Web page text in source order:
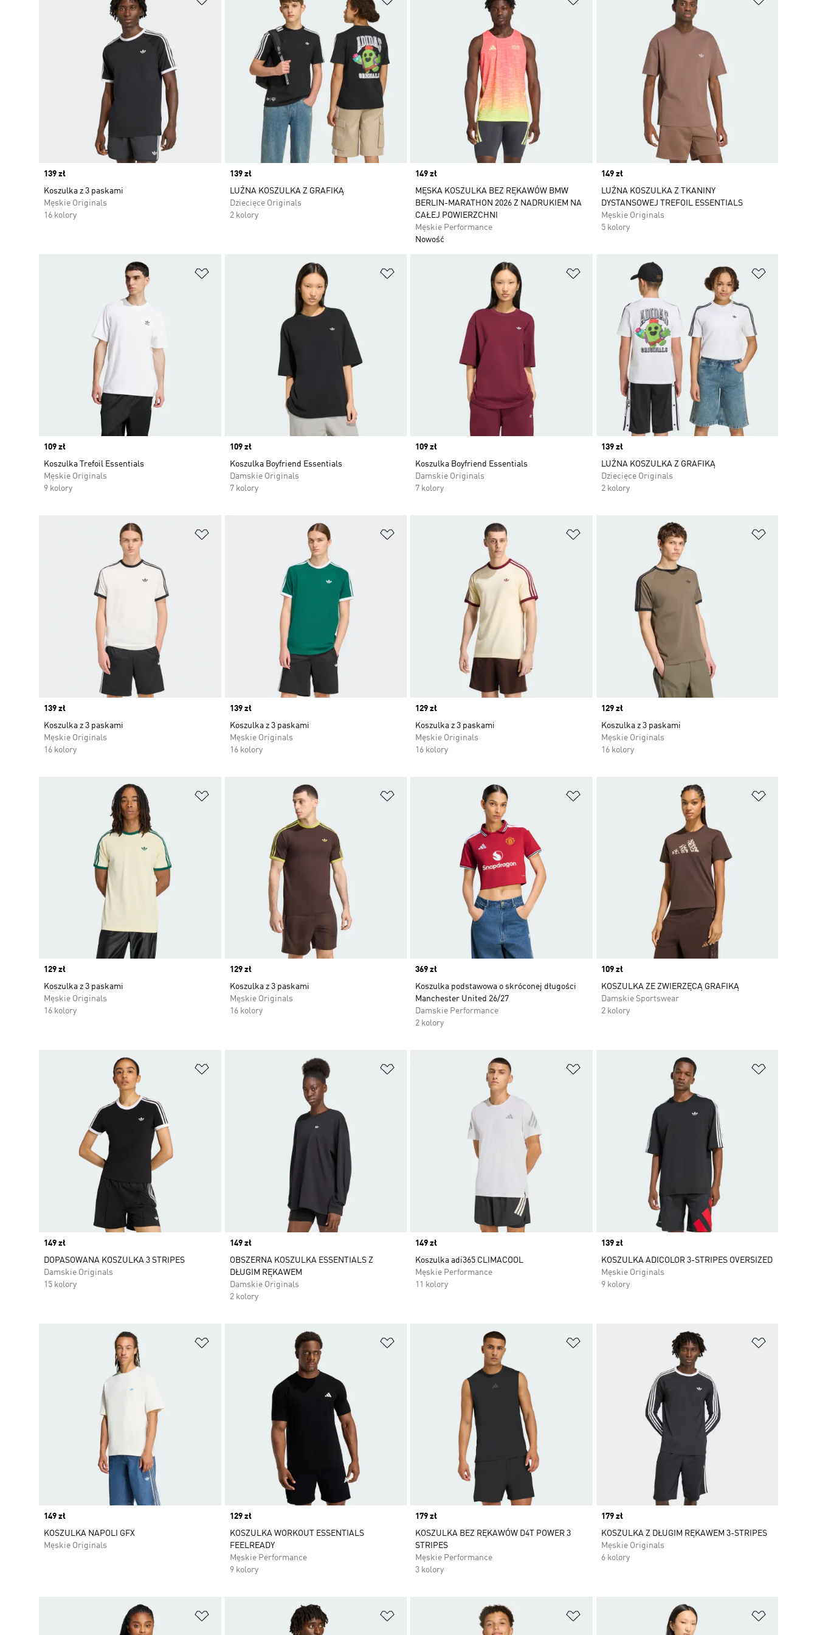
Price
139 zł
Koszulka z 3 paskami
Męskie Originals
16 kolory
Price
139 zł
LUŹNA KOSZULKA Z GRAFIKĄ
Dziecięce Originals
2 kolory
Price
149 zł
MĘSKA KOSZULKA BEZ RĘKAWÓW BMW
BERLIN-MARATHON 2026 Z NADRUKIEM NA
CAŁEJ POWIERZCHNI
Męskie Performance
Nowość
Price
149 zł
LUŹNA KOSZULKA Z TKANINY
DYSTANSOWEJ TREFOIL ESSENTIALS
Męskie Originals
5 kolory
Dodaj do listy życzeń
Price
109 zł
Koszulka Trefoil Essentials
Męskie Originals
9 kolory
Price
109 zł
Koszulka Boyfriend Essentials
Damskie Originals
7 kolory
Dodaj do listy życzeń
Price
109 zł
Koszulka Boyfriend Essentials
Damskie Originals
7 kolory
Price
139 zł
LUŹNA KOSZULKA Z GRAFIKĄ
Dziecięce Originals
2 kolory
Price
139 zł
Koszulka z 3 paskami
Męskie Originals
16 kolory
Dodaj do listy życzeń
Price
139 zł
Koszulka z 3 paskami
Męskie Originals
16 kolory
Dodaj do listy życzeń
Price
129 zł
Koszulka z 3 paskami
Męskie Originals
16 kolory
Price
129 zł
Koszulka z 3 paskami
Męskie Originals
16 kolory
Dodaj do listy życzeń
Price
129 zł
Koszulka z 3 paskami
Męskie Originals
16 kolory
Dodaj do listy życzeń
Price
129 zł
Koszulka z 3 paskami
Męskie Originals
16 kolory
Price
369 zł
Koszulka podstawowa o skróconej długości
Manchester United 26/27
Damskie Performance
2 kolory
Price
109 zł
KOSZULKA ZE ZWIERZĘCĄ GRAFIKĄ
Damskie Sportswear
2 kolory
Price
149 zł
DOPASOWANA KOSZULKA 3 STRIPES
Damskie Originals
15 kolory
Price
149 zł
OBSZERNA KOSZULKA ESSENTIALS Z
DŁUGIM RĘKAWEM
Damskie Originals
2 kolory
Price
149 zł
Koszulka adi365 CLIMACOOL
Męskie Performance
11 kolory
Price
139 zł
KOSZULKA ADICOLOR 3-STRIPES OVERSIZED
Męskie Originals
9 kolory
Dodaj do listy życzeń
Price
149 zł
KOSZULKA NAPOLI GFX
Męskie Originals
Dodaj do listy życzeń
Price
129 zł
KOSZULKA WORKOUT ESSENTIALS
FEELREADY
Męskie Performance
9 kolory
Price
179 zł
KOSZULKA BEZ RĘKAWÓW D4T POWER 3
STRIPES
Męskie Performance
3 kolory
Price
179 zł
KOSZULKA Z DŁUGIM RĘKAWEM 3-STRIPES
Męskie Originals
6 kolory
Dodaj do listy życzeń Dodaj do listy życzeń Dodaj do listy życzeń